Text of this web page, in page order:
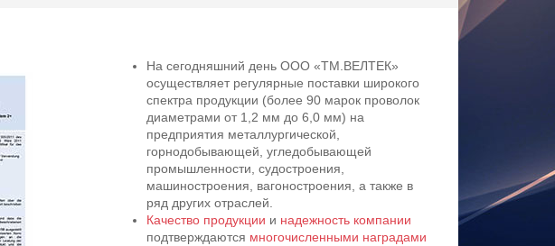
На сегодняшний день ООО «ТМ.ВЕЛТЕК»
осуществляет регулярные поставки широкого
спектра продукции (более 90 марок проволок
диаметрами от 1,2 мм до 6,0 мм) на
предприятия металлургической,
горнодобывающей, угледобывающей
промышленности, судостроения,
машиностроения, вагоностроения, а также в
ряд других отраслей.
Качество продукции и надежность компании
подтверждаются многочисленными наградами